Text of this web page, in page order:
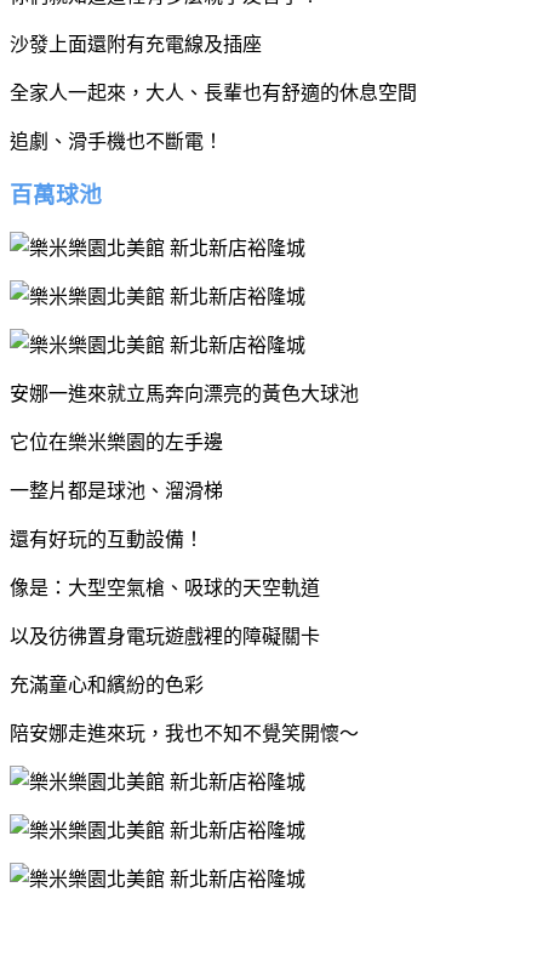
沙發上面還附有充電線及插座
全家人一起來，大人、長輩也有舒適的休息空間
追劇、滑手機也不斷電！
百萬球池
安娜一進來就立馬奔向漂亮的黃色大球池
它位在樂米樂園的左手邊
一整片都是球池、溜滑梯
還有好玩的互動設備！
像是：大型空氣槍、吸球的天空軌道
以及彷彿置身電玩遊戲裡的障礙關卡
充滿童心和繽紛的色彩
陪安娜走進來玩，我也不知不覺笑開懷～